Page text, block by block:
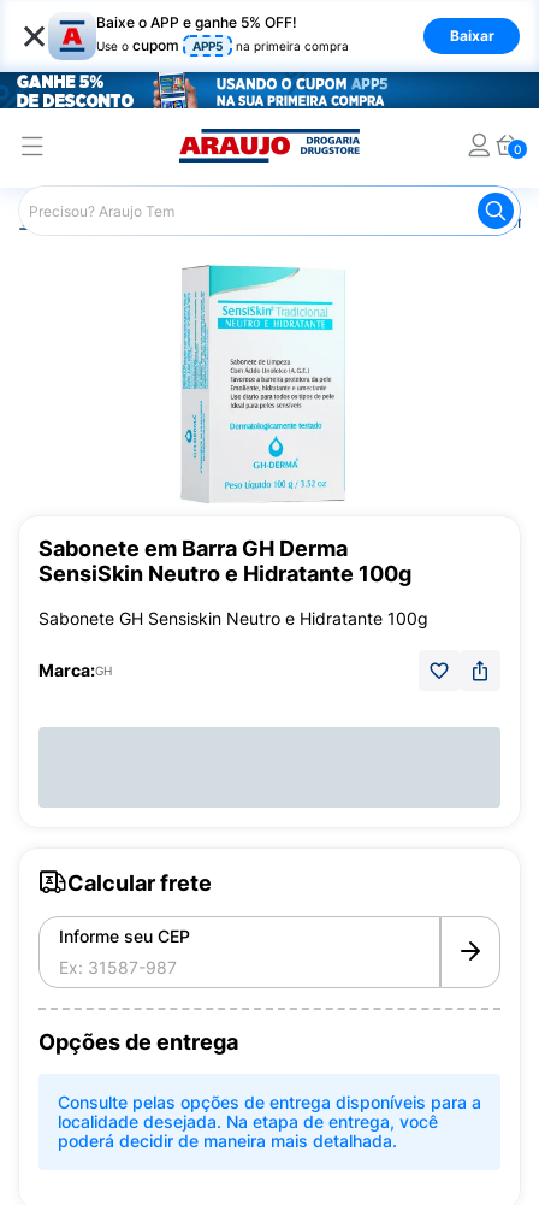
× Baixe o APP e ganhe 5% OFF!
Use o cupom APP5 na primeira compra
Baixar
0
Araujo Higiene Pessoal
Sabonete em Barra GH Derma
SensiSkin Neutro e Hidratante 100g
Sabonete GH Sensiskin Neutro e Hidratante 100g
Marca:GH
Calcular frete
Informe seu CEP
Opções de entrega
Consulte pelas opções de entrega disponíveis para a
localidade desejada. Na etapa de entrega, você
poderá decidir de maneira mais detalhada.